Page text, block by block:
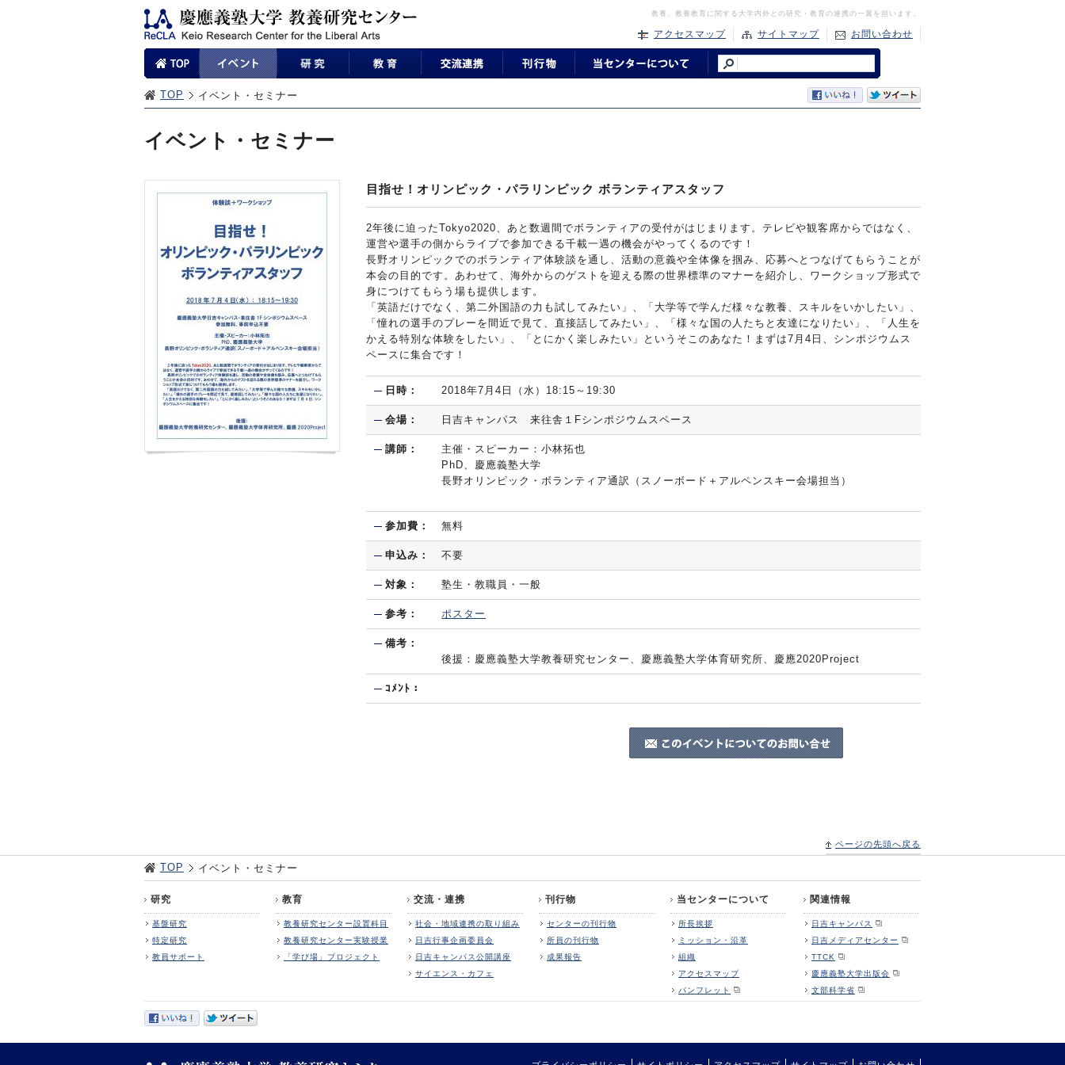
教養、教養教育に関する大学内外との研究・教育の連携の一翼を担います。
アクセスマップ サイトマップ お問い合わせ
TOP イベント・セミナー
イベント・セミナー
目指せ！オリンピック・パラリンピック ボランティアスタッフ
2年後に迫ったTokyo2020、あと数週間でボランティアの受付がはじまります。テレビや観客席からではなく、
運営や選手の側からライブで参加できる千載一遇の機会がやってくるのです！
長野オリンピックでのボランティア体験談を通し、活動の意義や全体像を掴み、応募へとつなげてもらうことが
本会の目的です。あわせて、海外からのゲストを迎える際の世界標準のマナーを紹介し、ワークショップ形式で
身につけてもらう場も提供します。
「英語だけでなく、第二外国語の力も試してみたい」、「大学等で学んだ様々な教養、スキルをいかしたい」、
「憧れの選手のプレーを間近で見て、直接話してみたい」、「様々な国の人たちと友達になりたい」、「人生を
かえる特別な体験をしたい」、「とにかく楽しみたい」というそこのあなた！まずは7月4日、シンポジウムス
ペースに集合です！
日時： 2018年7月4日（水）18:15～19:30
会場： 日吉キャンパス 来往舎１Fシンポジウムスペース
講師：
主催・スピーカー：小林拓也
PhD、慶應義塾大学
長野オリンピック・ボランティア通訳（スノーボード＋アルペンスキー会場担当）
参加費： 無料
申込み： 不要
対象： 塾生・教職員・一般
参考： ポスター
備考：
後援：慶應義塾大学教養研究センター、慶應義塾大学体育研究所、慶應2020Project
ｺﾒﾝﾄ：
ページの先頭へ戻る
TOP イベント・セミナー
研究
基盤研究
特定研究
教員サポート
教育
教養研究センター設置科目
教養研究センター実験授業
「学び場」プロジェクト
交流・連携
社会・地域連携の取り組み
日吉行事企画委員会
日吉キャンパス公開講座
サイエンス・カフェ
刊行物
センターの刊行物
所員の刊行物
成果報告
当センターについて
所長挨拶
ミッション・沿革
組織
アクセスマップ
パンフレット
関連情報
日吉キャンパス
日吉メディアセンター
TTCK
慶應義塾大学出版会
文部科学省